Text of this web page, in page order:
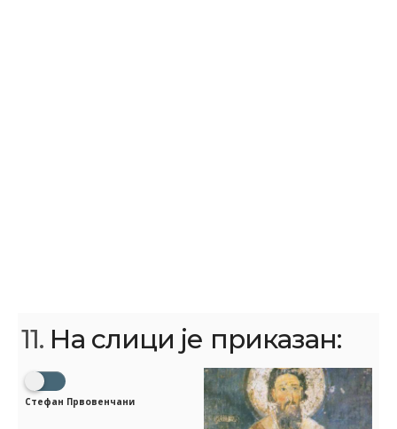
11. На слици је приказан:
Стефан Првовенчани